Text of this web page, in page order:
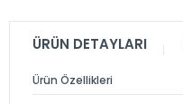
ÜRÜN DETAYLARI
Ürün Özellikleri